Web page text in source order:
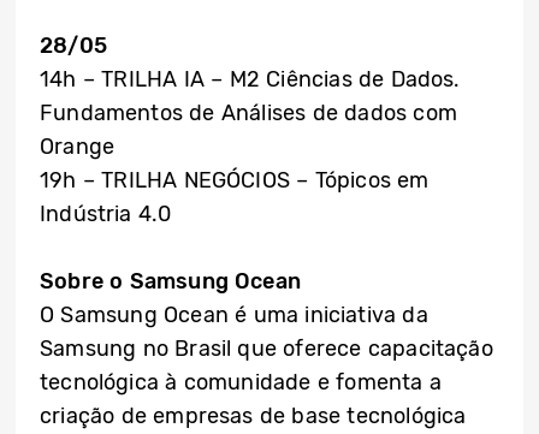
28/05
14h – TRILHA IA – M2 Ciências de Dados.
Fundamentos de Análises de dados com
Orange
19h – TRILHA NEGÓCIOS – Tópicos em
Indústria 4.0
Sobre o Samsung Ocean
O Samsung Ocean é uma iniciativa da
Samsung no Brasil que oferece capacitação
tecnológica à comunidade e fomenta a
criação de empresas de base tecnológica